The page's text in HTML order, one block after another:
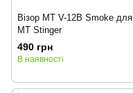
Візор MT V-12B Smoke для
MT Stinger
490 грн
В наявності